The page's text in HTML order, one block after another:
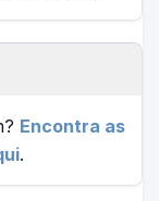
Encontra as
.